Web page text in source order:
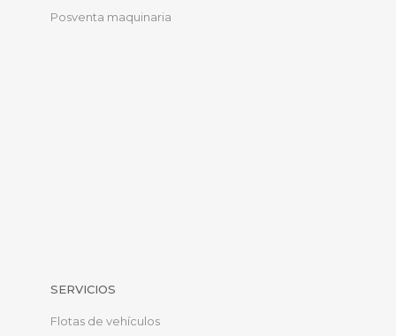
Posventa maquinaria
SERVICIOS
Flotas de vehículos